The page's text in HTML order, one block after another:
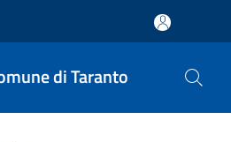
di Taranto